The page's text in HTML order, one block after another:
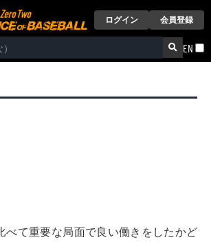
ログイン 会員登録
EN
べて重要な局面で良い働きをしたかど